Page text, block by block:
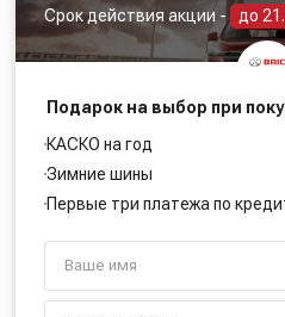
Срок действия акции - до
Подарок на выбор при
КАСКО на год
Зимние шины
Первые три платежа по